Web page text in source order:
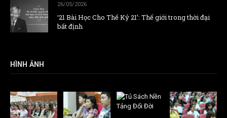
26/05/2026
‘21 Bài Học Cho Thế Kỷ 21’: Thế giới trong thời đại
bất định
HÌNH ẢNH